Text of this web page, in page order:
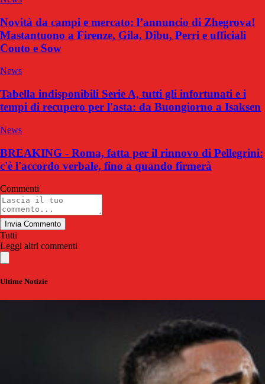
Novità da campi e mercato: l’annuncio di Zhegrova!
Mastantuono a Firenze, Gila, Dibu, Perri e ufficiali
Couto e Sow
News
Tabella indisponibili Serie A, tutti gli infortunati e i
tempi di recupero per l'asta: da Buongiorno a Isaksen
News
BREAKING - Roma, fatta per il rinnovo di Pellegrini:
c'è l'accordo verbale, fino a quando firmerà
Commenti
Invia Commento
Tutti
Leggi altri commenti
Ultime Notizie